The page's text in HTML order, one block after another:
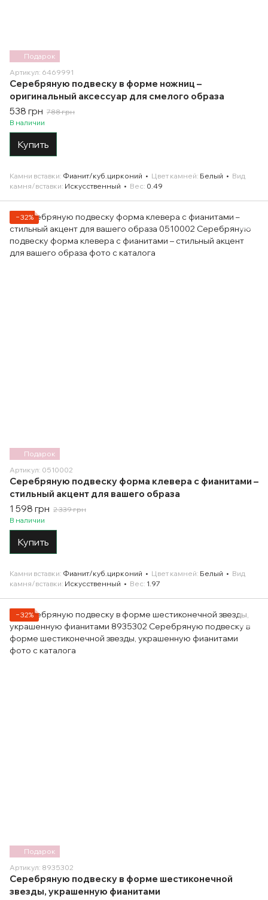
Подарок
Артикул: 6469991
Серебряную подвеску в форме ножниц –
оригинальный аксессуар для смелого образа
538 грн 788 грн
В наличии
Купить
Камни вставки Фианит/куб.цирконий Цвет камней Белый
Вид
камня/вставки Искусственный Вес 0.49
Подарок
−32%
Артикул: 0510002
Серебряную подвеску форма клевера с фианитами –
стильный акцент для вашего образа
1 598 грн 2 339 грн
В наличии
Купить
Камни вставки Фианит/куб.цирконий Цвет камней Белый
Вид
камня/вставки Искусственный Вес 1.97
Подарок
−32%
Артикул: 8935302
Серебряную подвеску в форме шестиконечной
звезды, украшенную фианитами